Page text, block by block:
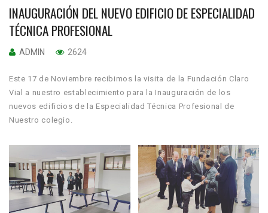
INAUGURACIÓN DEL NUEVO EDIFICIO DE ESPECIALIDAD
TÉCNICA PROFESIONAL
ADMIN 2624
Este 17 de Noviembre recibimos la visita de la Fundación Claro
Vial a nuestro establecimiento para la Inauguración de los
nuevos edificios de la Especialidad Técnica Profesional de
Nuestro colegio.